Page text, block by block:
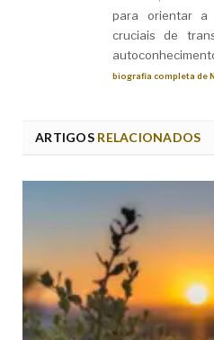
para orientar a
cruciais de
biografia completa de
ARTIGOSRELACIONADOS